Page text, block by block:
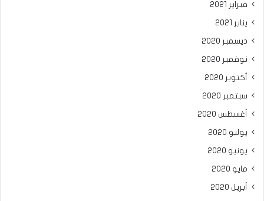
فبراير 2021
يناير 2021
ديسمبر 2020
نوفمبر 2020
أكتوبر 2020
سبتمبر 2020
أغسطس 2020
يوليو 2020
يونيو 2020
مايو 2020
أبريل 2020